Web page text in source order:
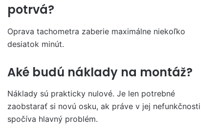
potrvá?
Oprava tachometra zaberie maximálne niekoľko
desiatok minút.
Aké budú náklady na montáž?
Náklady sú prakticky nulové. Je len potrebné
zaobstarať si novú osku, ak práve v jej nefunkčnosti
spočíva hlavný problém.